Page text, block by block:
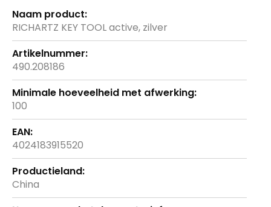
Meer
informatie
RICHARTZ KEY TOOL active, zilver
490.208186
100
4024183915520
China